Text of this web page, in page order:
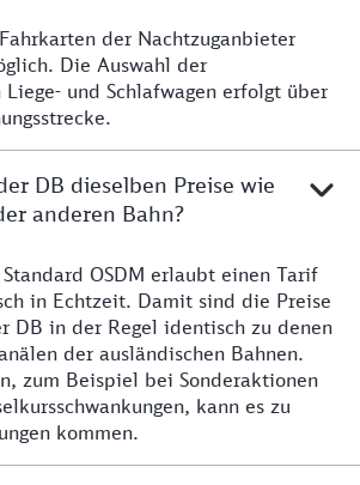
Nachtzügen möglich?
der Nachtzuganbieter
Die Auswahl der
und Schlafwagen erfolgt über
DB dieselben Preise wie
anderen Bahn?
DB dieselben Preise wie auf den
OSDM erlaubt einen Tarif
in Echtzeit. Damit sind die Preise
DB in der Regel identisch zu denen
der ausländischen Bahnen.
zum Beispiel bei Sonderaktionen
kann es zu
kommen.